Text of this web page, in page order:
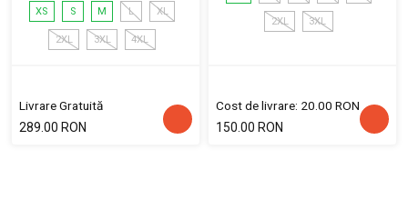
XS S M L XL
2XL 3XL 4XL
Livrare Gratuită
289.00 RON
2XL 3XL
Cost de livrare: 20.00 RON
150.00 RON